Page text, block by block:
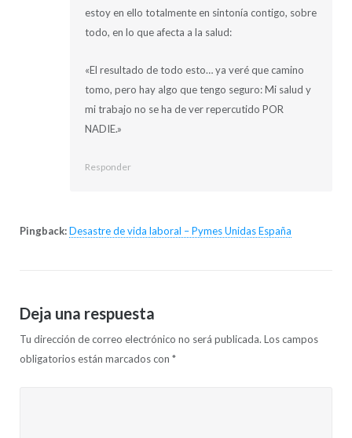
estoy en ello totalmente en sintonía contigo, sobre
todo, en lo que afecta a la salud:
«El resultado de todo esto… ya veré que camino
tomo, pero hay algo que tengo seguro: Mi salud y
mi trabajo no se ha de ver repercutido POR
NADIE.»
Responder
Pingback:Desastre de vida laboral – Pymes Unidas España
Deja una respuesta
Tu dirección de correo electrónico no será publicada. Los campos
obligatorios están marcados con *